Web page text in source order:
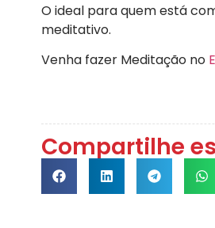
O ideal para quem está
meditativo.
Venha fazer Meditação no
Compartilhe